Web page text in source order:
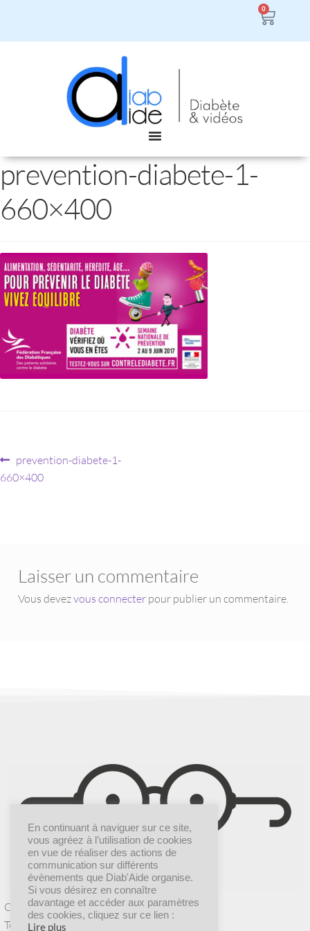
0
prevention-diabete-1-
660×400
prevention-diabete-1-
660×400
Laisser un commentaire
Vous devezvous connecterpour publier un commentaire.
Création graphique | Dr COMM’
Tous droits réservés © 2025 Diab’Aide
En continuant à naviguer sur ce site,
vous agréez à l’utilisation de cookies
en vue de réaliser des actions de
communication sur différents
évènements que Diab'Aide organise.
Si vous désirez en connaître
davantage et accéder aux paramètres
des cookies, cliquez sur ce lien :
Lire plus